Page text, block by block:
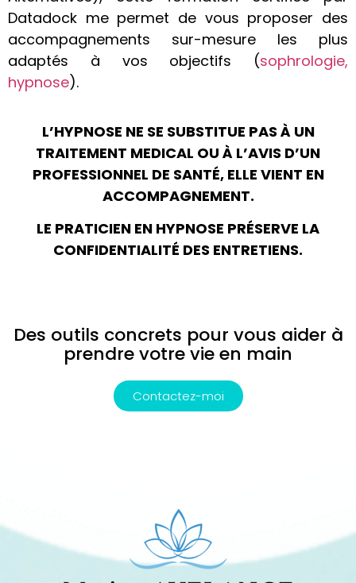
Datadock me permet de vous proposer des
accompagnements sur-mesure les plus
adaptés à vos objectifs (sophrologie,
hypnose).
L’HYPNOSE NE SE SUBSTITUE PAS À UN
TRAITEMENT MEDICAL OU À L’AVIS D’UN
PROFESSIONNEL DE SANTÉ, ELLE VIENT EN
ACCOMPAGNEMENT.
LE PRATICIEN EN HYPNOSE PRÉSERVE LA
CONFIDENTIALITÉ DES ENTRETIENS.
Des outils concrets pour vous aider à
prendre votre vie en main
Contactez-moi